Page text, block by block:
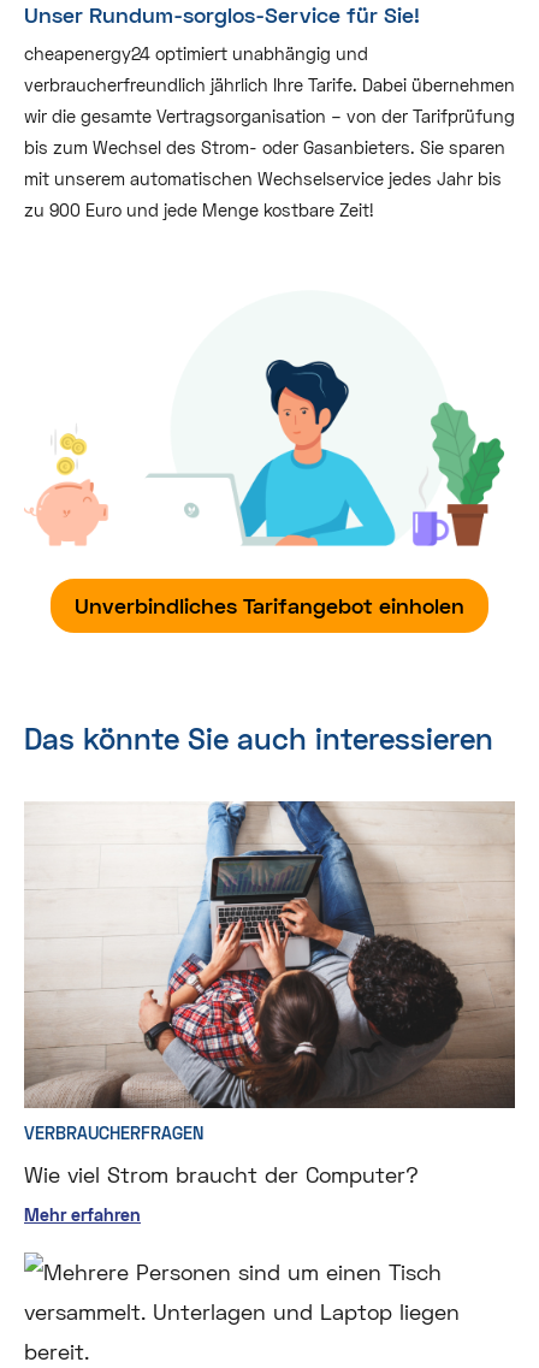
Unser Rundum-sorglos-Service für Sie!
cheapenergy24 optimiert unabhängig und
verbraucherfreundlich jährlich Ihre Tarife. Dabei übernehmen
wir die gesamte Vertragsorganisation – von der Tarifprüfung
bis zum Wechsel des Strom- oder Gasanbieters. Sie sparen
mit unserem automatischen Wechselservice jedes Jahr bis
zu 900 Euro und jede Menge kostbare Zeit!
Unverbindliches Tarifangebot einholen
Das könnte Sie auch interessieren
VERBRAUCHERFRAGEN
Wie viel Strom braucht der Computer?
Mehr erfahren